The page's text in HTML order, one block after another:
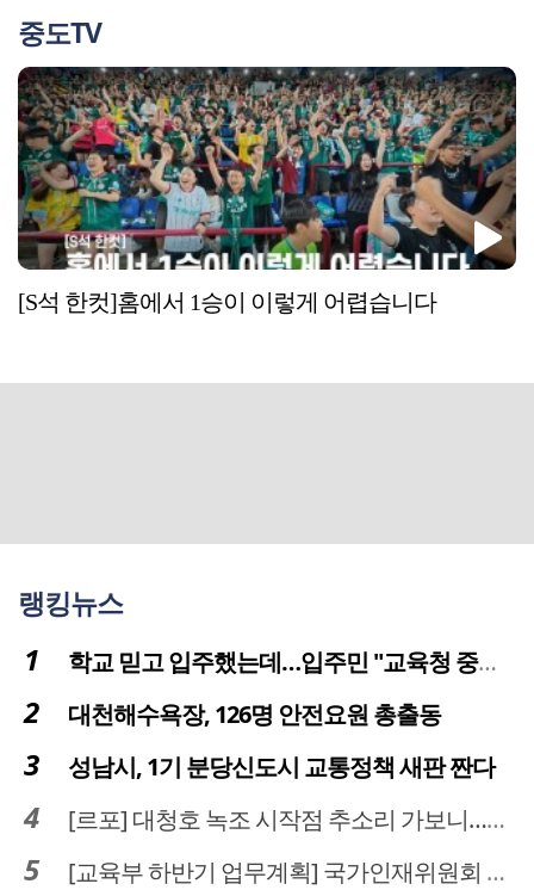
중도TV
[S석 한컷]홈에서 1승이 이렇게 어렵습니다
랭킹뉴스
학교 믿고 입주했는데…입주민 "교육청 중재 나서라"
대천해수욕장, 126명 안전요원 총출동
성남시, 1기 분당신도시 교통정책 새판 짠다
[르포] 대청호 녹조 시작점 추소리 가보니…걷어내도 짙은 초록빛
[교육부 하반기 업무계획] 국가인재위원회 신설… 거점국립대 3곳 성장엔진·AI 분야 패키지 지원